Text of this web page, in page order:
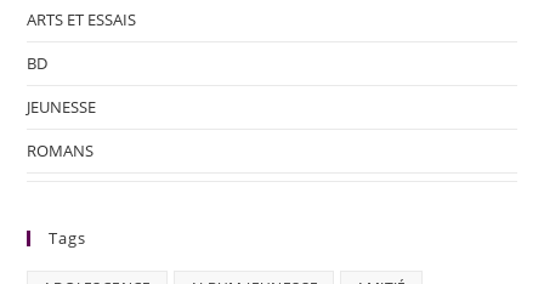
ARTS ET ESSAIS
BD
JEUNESSE
ROMANS
Tags